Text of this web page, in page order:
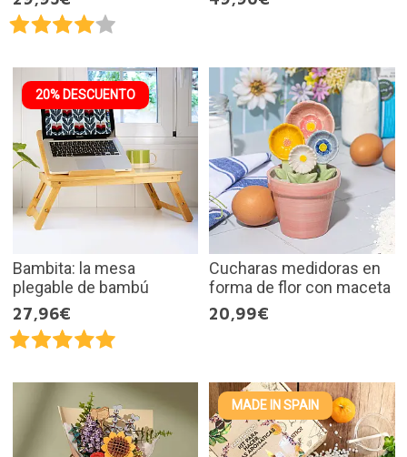
20% DESCUENTO
Bambita: la mesa
plegable de bambú
27,96€
Cucharas medidoras en
forma de flor con maceta
20,99€
MADE IN SPAIN